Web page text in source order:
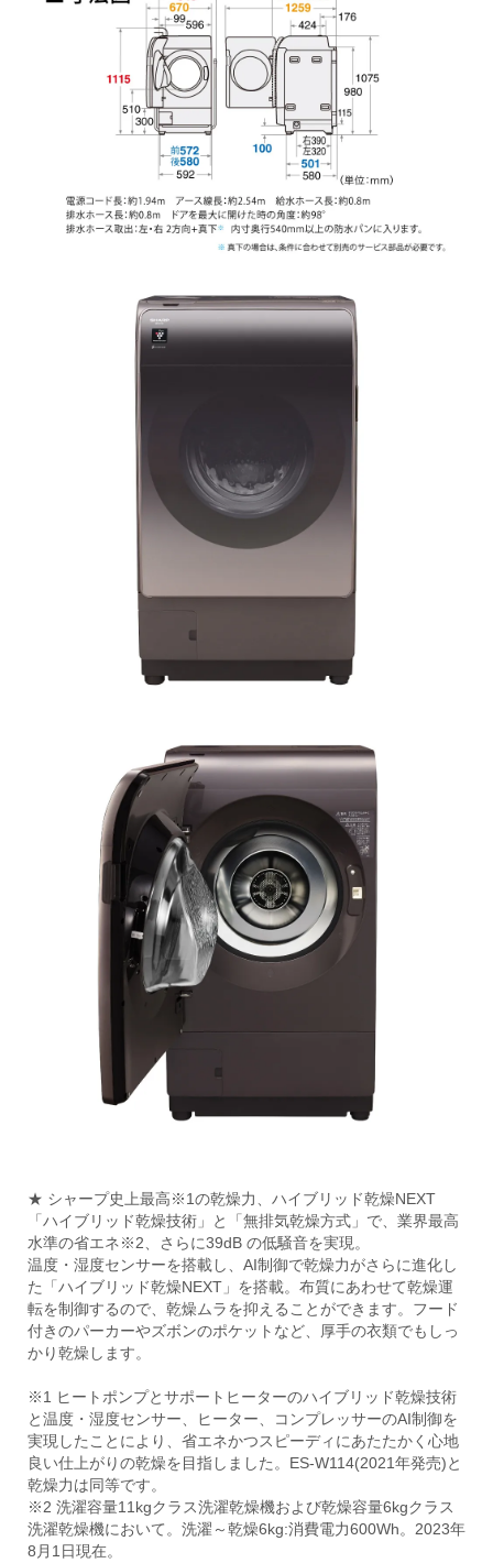
★ シャープ史上最高※1の乾燥力、ハイブリッド乾燥NEXT
「ハイブリッド乾燥技術」と「無排気乾燥方式」で、業界最高
水準の省エネ※2、さらに39dB の低騒音を実現。
温度・湿度センサーを搭載し、AI制御で乾燥力がさらに進化し
た「ハイブリッド乾燥NEXT」を搭載。布質にあわせて乾燥運
転を制御するので、乾燥ムラを抑えることができます。フード
付きのパーカーやズボンのポケットなど、厚手の衣類でもしっ
かり乾燥します。
※1 ヒートポンプとサポートヒーターのハイブリッド乾燥技術
と温度・湿度センサー、ヒーター、コンプレッサーのAI制御を
実現したことにより、省エネかつスピーディにあたたかく心地
良い仕上がりの乾燥を目指しました。ES-W114(2021年発売)と
乾燥力は同等です。
※2 洗濯容量11kgクラス洗濯乾燥機および乾燥容量6kgクラス
洗濯乾燥機において。洗濯～乾燥6kg:消費電力600Wh。2023年
8月1日現在。